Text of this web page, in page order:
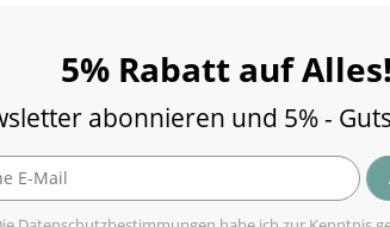
5% Rabatt auf Alles!
abonnieren und 5% -